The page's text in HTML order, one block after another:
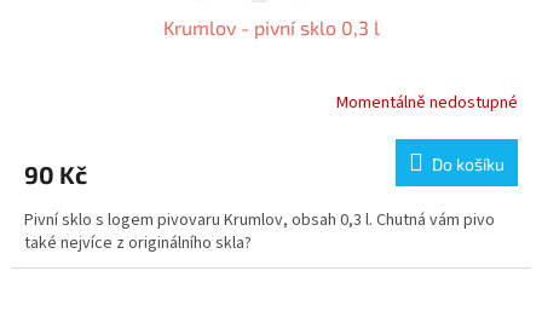
Krumlov - pivní sklo 0,3 l
Momentálně nedostupné
90 Kč Do košíku
Pivní sklo s logem pivovaru Krumlov, obsah 0,3 l. Chutná vám pivo
také nejvíce z originálního skla?